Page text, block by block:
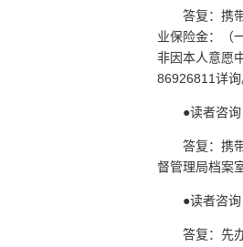
答复：携
业保险金：（
非因本人意愿
86926811详询
●读者咨
答复：携
督管理局档案
●读者咨
答复：先